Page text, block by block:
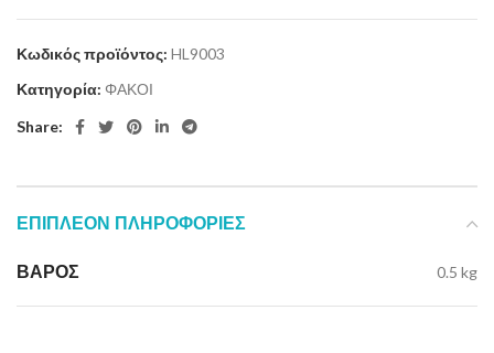
Κωδικός προϊόντος: HL9003
Κατηγορία: ΦΑΚΟΙ
Share:
ΕΠΙΠΛΈΟΝ ΠΛΗΡΟΦΟΡΊΕΣ
ΒΆΡΟΣ 0.5 kg